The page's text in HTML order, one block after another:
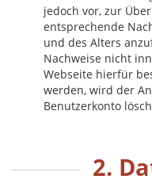
jedoch vor, zur
entsprechende
und des Alters
Nachweise nicht
Webseite hierfür
werden, wird der
Benutzerkonto
2.